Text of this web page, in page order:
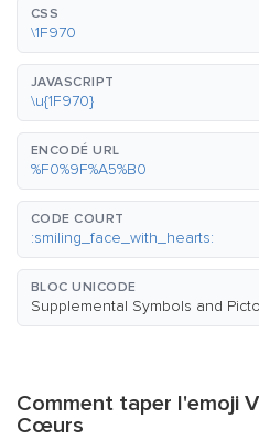
CSS
\1F970
JAVASCRIPT
\u{1F970}
ENCODÉ URL
%F0%9F%A5%B0
CODE COURT
:smiling_face_with_hearts:
BLOC UNICODE
Supplemental Symbols and
Comment taper l'emoji
Cœurs